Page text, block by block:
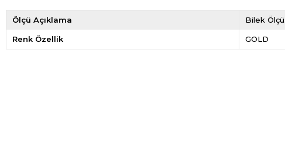
Ölçü Açıklama Bilek
Renk Özellik GOLD